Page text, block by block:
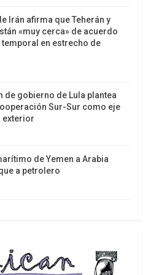
con unas
plenamente
países.
reacción frente al
que requiere una
acción a escala
opacidades (ayudas a los
religiosas”) son
insostenibles. Por otra
Irán afirma que Teherán y
«muy cerca» de acuerdo
en estrecho de
de gobierno de Lula plantea
Sur-Sur como eje
exterior
de Yemen a Arabia
a petrolero